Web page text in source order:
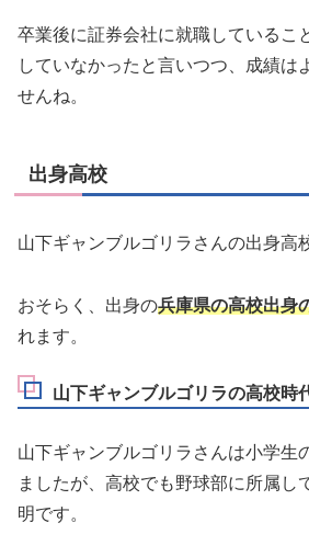
卒業後に証券会社に就職しているこ
していなかったと言いつつ、成績は
せんね。
出身高校
山下ギャンブルゴリラさんの出身高
おそらく、出身の兵庫県の高校出身
れます。
山下ギャンブルゴリラの高校時
山下ギャンブルゴリラさんは小学生
ましたが、高校でも野球部に所属し
明です。